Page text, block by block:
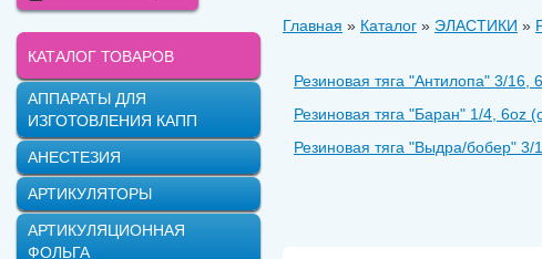
Главная » Каталог » ЭЛАСТИКИ »
Резиновая тяга ʺАнтилопаʺ 3/16,
Резиновая тяга ʺБаранʺ 1/4, 6oz
Резиновая тяга ʺВыдра/боберʺ
КАТАЛОГ ТОВАРОВ
АППАРАТЫ ДЛЯ
ИЗГОТОВЛЕНИЯ КАПП
АНЕСТЕЗИЯ
АРТИКУЛЯТОРЫ
АРТИКУЛЯЦИОННАЯ
ФОЛЬГА